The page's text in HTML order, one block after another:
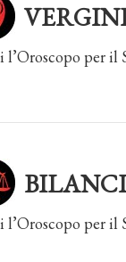
l’Oroscopo per il
l’Oroscopo per il